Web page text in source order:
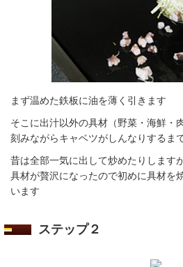
まず温めた鉄板に油を薄く引きます
そこに出汁以外の具材（野菜・海鮮・
刻みながらキャベツがしんなりするま
昔は全部一気に出して炒めたりします
具材が贅沢になったので初めに具材を
います
ステップ２